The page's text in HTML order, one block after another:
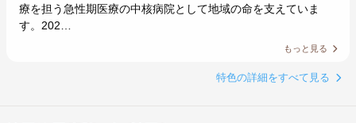
療を担う急性期医療の中核病院として地域の命を支えていま
す。202…
もっと見る
特色の詳細をすべて見る